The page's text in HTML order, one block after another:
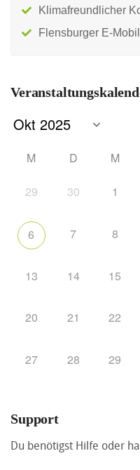
Klimafreundlicher
Flensburger E-
M D M
29 30 1
6 7 8
13 14 15
20 21 22
27 28 29
Support
Du benötigst Hilfe oder